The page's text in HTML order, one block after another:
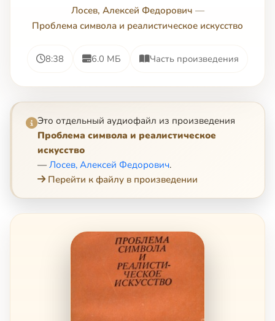
Лосев, Алексей Федорович —
Проблема символа и реалистическое искусство
8:38 6.0 МБ Часть произведения
Это отдельный аудиофайл из произведения
Проблема символа и реалистическое
искусство
— Лосев, Алексей Федорович.
Перейти к файлу в произведении